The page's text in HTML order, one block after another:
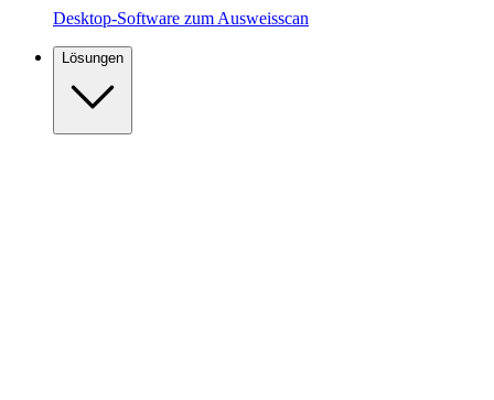
Desktop-Software zum Ausweisscan
Lösungen